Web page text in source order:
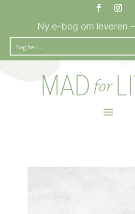
Ny e-bog om leveren